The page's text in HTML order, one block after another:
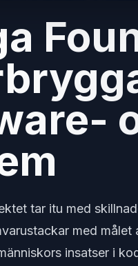
tar itu med
med
insatser i